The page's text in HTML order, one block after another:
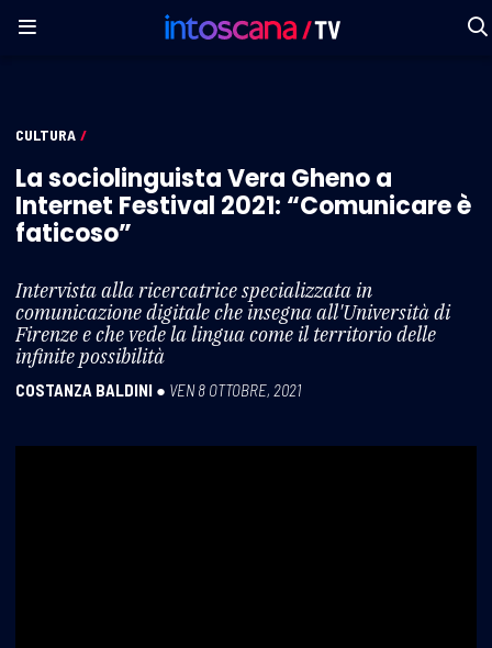
CULTURA /
La sociolinguista Vera Gheno a
Internet Festival 2021: “Comunicare è
faticoso”
Intervista alla ricercatrice specializzata in
comunicazione digitale che insegna all'Università di
Firenze e che vede la lingua come il territorio delle
infinite possibilità
COSTANZA BALDINI ● VEN 8 OTTOBRE, 2021